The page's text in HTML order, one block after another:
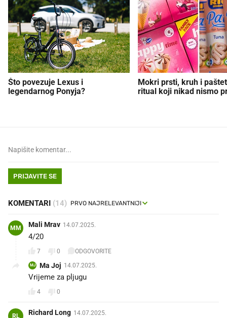
Što povezuje Lexus i
legendarnog Ponyja?
Mokri prsti, kruh i
ritual koji nikad nismo
PRIJAVITE SE
KOMENTARI (14)
MM Mali Mrav 14.07.2025.
4/20
7 0 ODGOVORITE
MJ Ma Joj 14.07.2025.
Vrijeme za pljugu
4 0
RL Richard Long 14.07.2025.